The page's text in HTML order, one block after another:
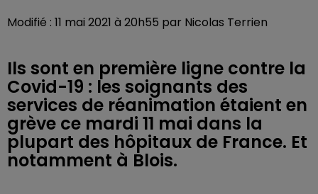
Modifié : 11 mai 2021 à 20h55 par Nicolas Terrien
Ils sont en première ligne contre la
Covid-19 : les soignants des
services de réanimation étaient en
grève ce mardi 11 mai dans la
plupart des hôpitaux de France. Et
notamment à Blois.